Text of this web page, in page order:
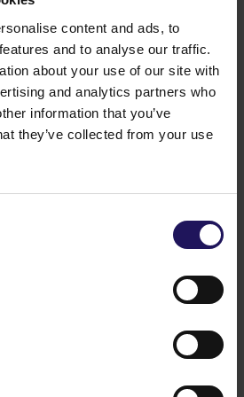
content and ads, to
and to analyse our traffic.
about your use of our site with
and analytics partners who
information that you’ve
they’ve collected from your use
wspierać RSM Poland
i pomóc stworzyć przestrzeń,
funkcjonalna, ale też gotowa
Serdeczne podziękowania
najemcy za świetną
dla GTC za zaangażowanie
Hubert Capik, starszy
Partners.
posiada certyfikat
o zaangażowaniu
Wykorzystanie energii
wspierają energooszczędność
uzyskane wyróżnienie Obiekt
Oprócz RSM Poland
Heart of Poland, Rockwell